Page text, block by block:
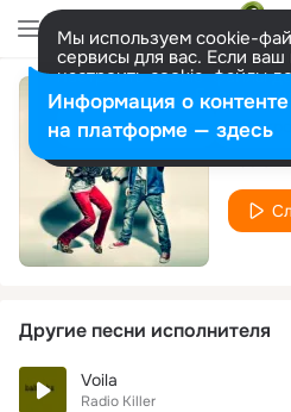
Мы используем cookie-
сервисы для вас. Если ваш
настроить cookie-файлы
представитель. Больше
Разрешить все
Radio
Другие песни исполнителя
Voila
Radio Killer
Информация о контенте
на платформе — здесь